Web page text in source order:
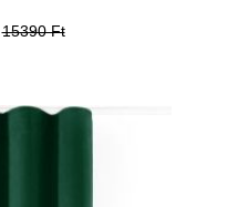
15390 Ft